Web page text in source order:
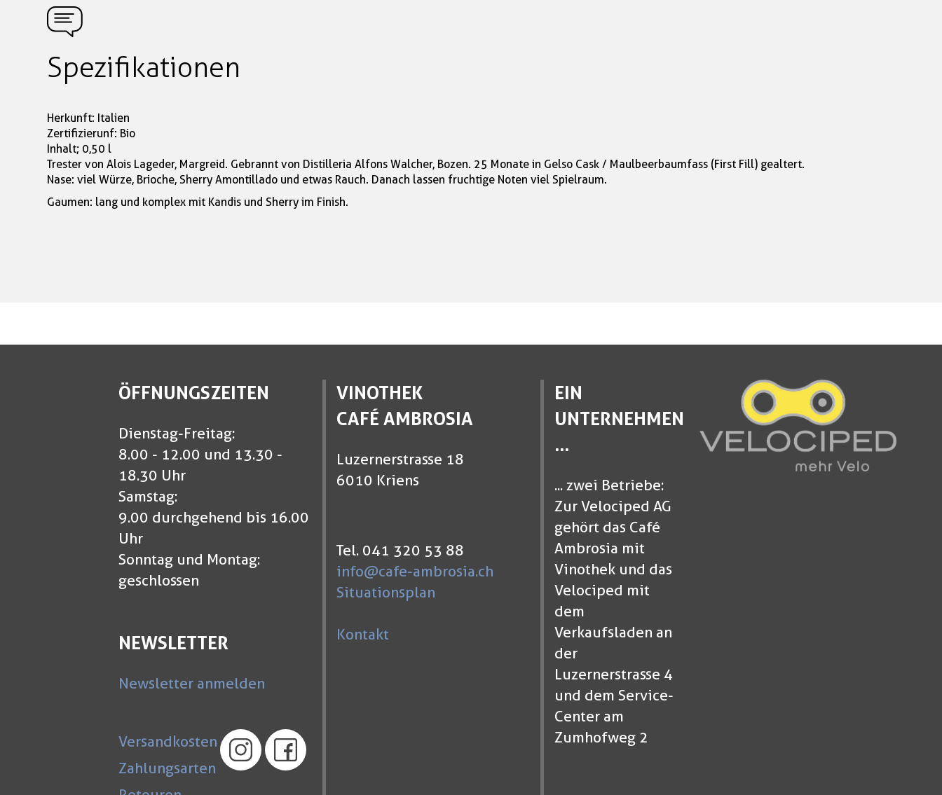
Spezifikationen
Herkunft: Italien
Zertifizierunf: Bio
Inhalt; 0,50 l
Trester von Alois Lageder, Margreid. Gebrannt von Distilleria Alfons Walcher, Bozen. 25 Monate in Gelso Cask / Maulbeerbaumfass (First Fill) gealtert.
Nase: viel Würze, Brioche, Sherry Amontillado und etwas Rauch. Danach lassen fruchtige Noten viel Spielraum.
Gaumen: lang und komplex mit Kandis und Sherry im Finish.
ÖFFNUNGSZEITEN
Dienstag-Freitag:
8.00 - 12.00 und 13.30 -
18.30 Uhr
Samstag:
9.00 durchgehend bis 16.00
Uhr
Sonntag und Montag:
geschlossen
NEWSLETTER
Newsletter anmelden
Versandkosten
Zahlungsarten
VINOTHEK
CAFÉ AMBROSIA
Luzernerstrasse 18
6010 Kriens
Tel. 041 320 53 88
info@cafe-ambrosia.ch
Situationsplan
Kontakt
EIN
UNTERNEHMEN
...
... zwei Betriebe:
Zur Velociped AG
gehört das Café
Ambrosia mit
Vinothek und das
Velociped mit
dem
Verkaufsladen an
der
Luzernerstrasse 4
und dem Service-
Center am
Zumhofweg 2